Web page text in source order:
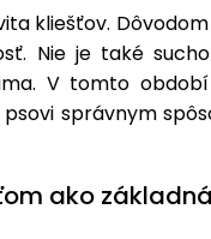
kliešťov.
Nie je také
V tomto
správnym
ako